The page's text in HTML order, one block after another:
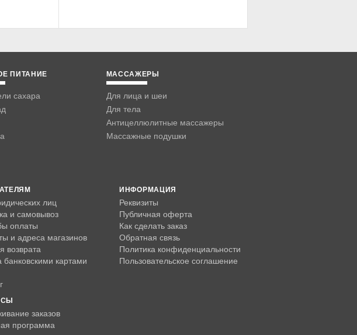
ПИТАНИЕ
сахара
МАССАЖЕРЫ
Для лица и шеи
Для тела
Антицеллюлитные массажеры
Массажные подушки
лиц
и самовывоз
оплаты
и адреса магазинов
возврата
банковскими картами
заказов
программа
ИНФОРМАЦИЯ
Реквизиты
Публичная оферта
Как сделать заказ
Обратная связь
Политика конфиденциальности
Пользовательское соглашение